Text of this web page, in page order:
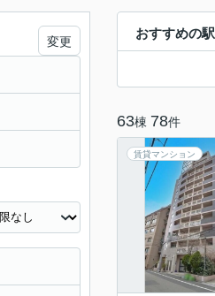
おすすめの駅
63棟 78件
賃貸マンション
変更